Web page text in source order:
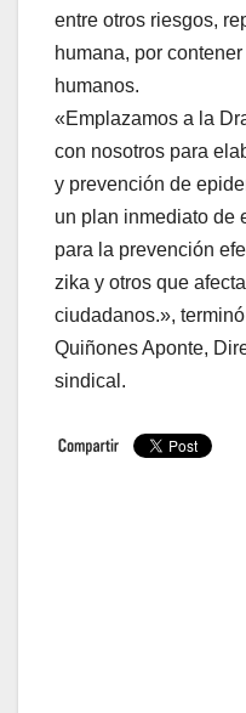
entre otros riesgos,
humana, por
humanos.
«Emplazamos a la
con nosotros para
y prevención de
un plan inmediato de
para la prevención
zika y otros que
ciudadanos.»,
Quiñones Aponte,
sindical.